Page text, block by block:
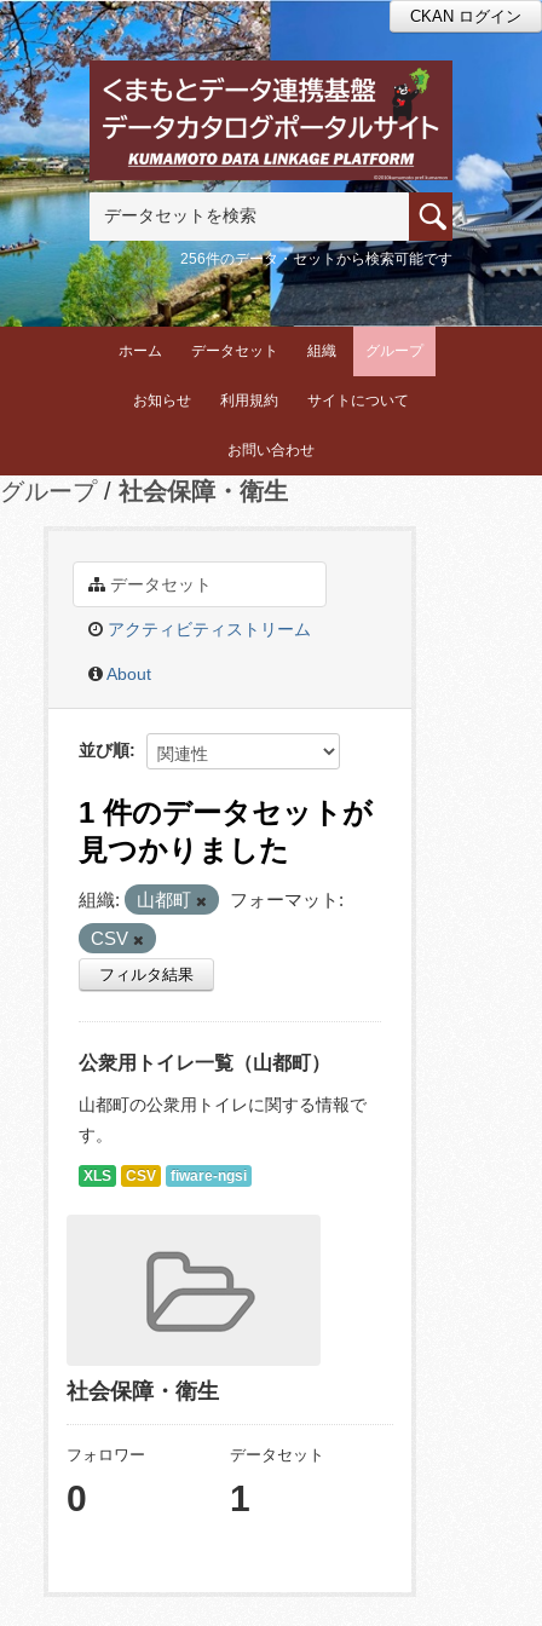
CKAN ログイン
256件のデータ・セットから検索可能です
ホーム データセット 組織 グループ
お知らせ 利用規約 サイトについて
お問い合わせ
グループ 社会保障・衛生
データセット
アクティビティストリーム
About
並び順
1 件のデータセットが
見つかりました
組織: 山都町
フォーマット:
CSV
フィルタ結果
公衆用トイレ一覧（山都町）
山都町の公衆用トイレに関する情報で
す。
XLS CSV fiware-ngsi
社会保障・衛生
フォロワー
0
データセット
1